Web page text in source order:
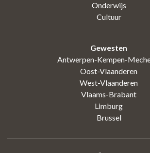
Onderwijs
Cultuur
Gewesten
Antwerpen-Kempen-
Oost-Vlaanderen
West-Vlaanderen
Vlaams-Brabant
Limburg
Brussel